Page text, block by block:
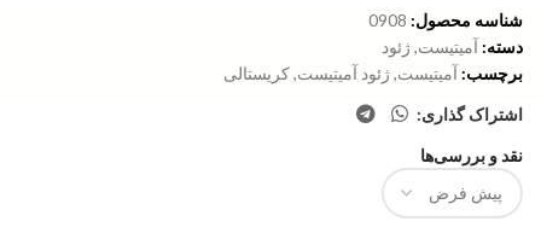
شناسه محصول: 0908
دسته: آمیتیست, ژئود
برچسب: آمیتیست, ژئود آمیتیست,کریستالی
اشتراک گذاری:
نقد و بررسی‌ها